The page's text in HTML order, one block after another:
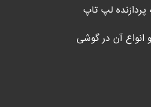
لپ تاپ
آن در گوشی